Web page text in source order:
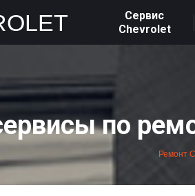
Сервис
Chevrolet
по
Ремонт